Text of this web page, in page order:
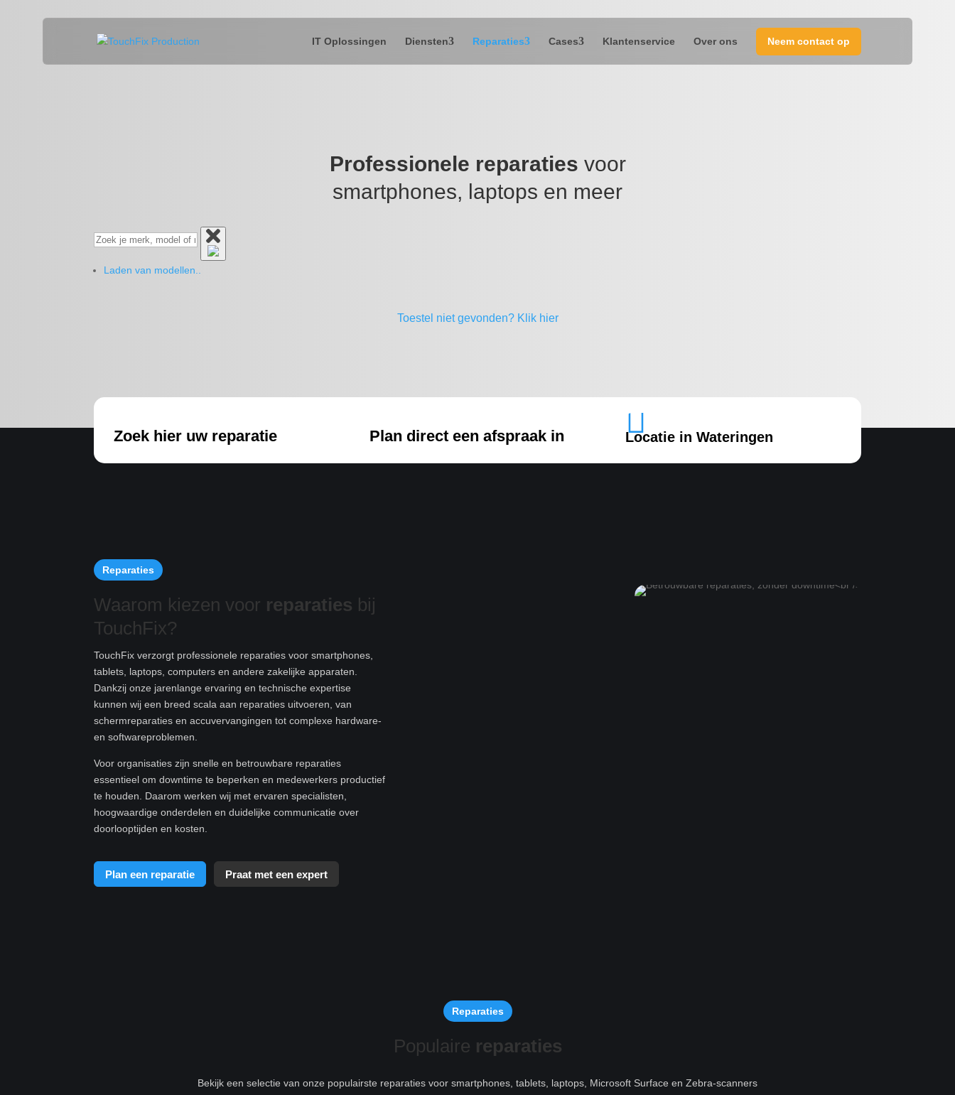
IT Oplossingen Diensten Reparaties Cases Klantenservice Over ons Neem contact op
Professionele reparaties voor
smartphones, laptops en meer
Laden van modellen..
Toestel niet gevonden? Klik hier
Zoek hier uw reparatie Plan direct een afspraak in 
Locatie in Wateringen
Reparaties
Waarom kiezen voor reparaties bij
TouchFix?
TouchFix verzorgt professionele reparaties voor smartphones,
tablets, laptops, computers en andere zakelijke apparaten.
Dankzij onze jarenlange ervaring en technische expertise
kunnen wij een breed scala aan reparaties uitvoeren, van
schermreparaties en accuvervangingen tot complexe hardware-
en softwareproblemen.
Voor organisaties zijn snelle en betrouwbare reparaties
essentieel om downtime te beperken en medewerkers productief
te houden. Daarom werken wij met ervaren specialisten,
hoogwaardige onderdelen en duidelijke communicatie over
doorlooptijden en kosten.
Plan een reparatie Praat met een expert
Reparaties
Populaire reparaties
Bekijk een selectie van onze populairste reparaties voor smartphones, tablets, laptops, Microsoft Surface en Zebra-scanners